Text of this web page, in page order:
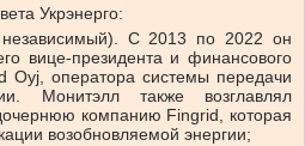
Укрэнерго:
С 2013 по 2022 он
вице-президента и финансового
Oyj, оператора системы передачи
Монитэлл также возглавлял
компанию Fingrid, которая
возобновляемой энергии;